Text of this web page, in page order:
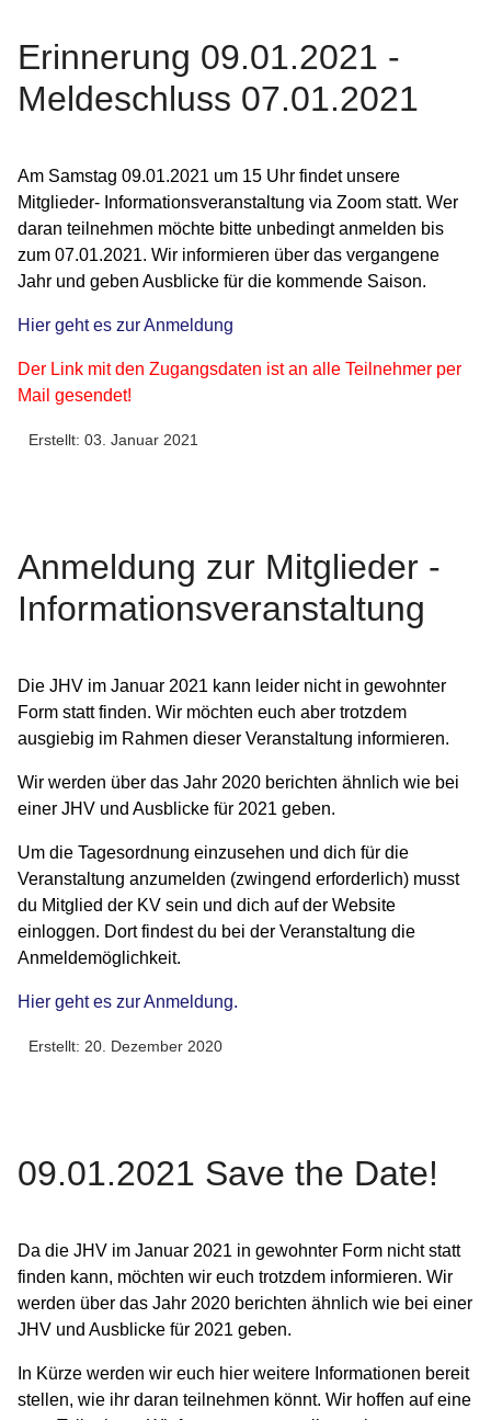
Erinnerung 09.01.2021 -
Meldeschluss 07.01.2021
Am Samstag 09.01.2021 um 15 Uhr findet unsere
Mitglieder- Informationsveranstaltung via Zoom statt. Wer
daran teilnehmen möchte bitte unbedingt anmelden bis
zum 07.01.2021. Wir informieren über das vergangene
Jahr und geben Ausblicke für die kommende Saison.
Hier geht es zur Anmeldung
Der Link mit den Zugangsdaten ist an alle Teilnehmer per
Mail gesendet!
Erstellt: 03. Januar 2021
Anmeldung zur Mitglieder -
Informationsveranstaltung
Die JHV im Januar 2021 kann leider nicht in gewohnter
Form statt finden. Wir möchten euch aber trotzdem
ausgiebig im Rahmen dieser Veranstaltung informieren.
Wir werden über das Jahr 2020 berichten ähnlich wie bei
einer JHV und Ausblicke für 2021 geben.
Um die Tagesordnung einzusehen und dich für die
Veranstaltung anzumelden (zwingend erforderlich) musst
du Mitglied der KV sein und dich auf der Website
einloggen. Dort findest du bei der Veranstaltung die
Anmeldemöglichkeit.
Hier geht es zur Anmeldung.
Erstellt: 20. Dezember 2020
09.01.2021 Save the Date!
Da die JHV im Januar 2021 in gewohnter Form nicht statt
finden kann, möchten wir euch trotzdem informieren. Wir
werden über das Jahr 2020 berichten ähnlich wie bei einer
JHV und Ausblicke für 2021 geben.
In Kürze werden wir euch hier weitere Informationen bereit
stellen, wie ihr daran teilnehmen könnt. Wir hoffen auf eine